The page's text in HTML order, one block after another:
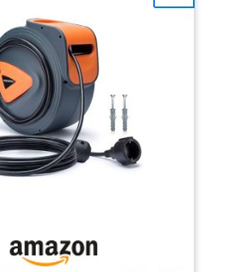
en polypropylène. Poignée
en métal laqué pliable.
Tuyau PVC 40 m Ø intérieur
12,5 mm fourni d'un
raccord rapide et d'une
lance d'arrosage en
plastique. Arrêt du tuyau
par système d'accroche
sur le tambour. Tuyau de
raccordement 2 m, équipé
de raccords rapides et